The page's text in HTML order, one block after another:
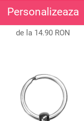
Personalizeaza
de la 14.90 RON